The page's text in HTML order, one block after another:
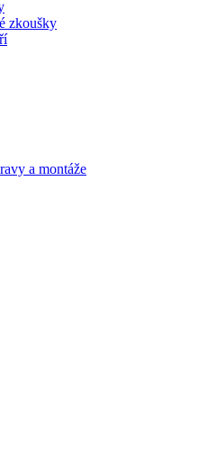
zkoušky
a montáže